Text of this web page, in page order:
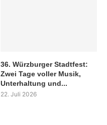
36. Würzburger Stadtfest:
Zwei Tage voller Musik,
Unterhaltung und...
22. Juli 2026